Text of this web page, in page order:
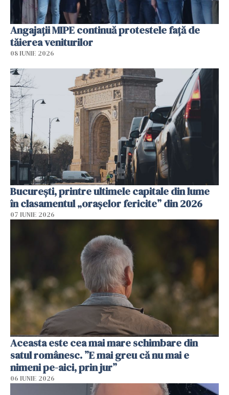
Angajaţii MIPE continuă protestele faţă de
tăierea veniturilor
08 IUNIE 2026
București, printre ultimele capitale din lume
în clasamentul „orașelor fericite” din 2026
07 IUNIE 2026
Aceasta este cea mai mare schimbare din
satul românesc. ”E mai greu că nu mai e
nimeni pe-aici, prin jur”
06 IUNIE 2026